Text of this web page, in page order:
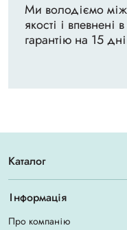
Ми володіємо
якості і впевнені
гарантію на 15
Каталог
Інформація
Про компанію